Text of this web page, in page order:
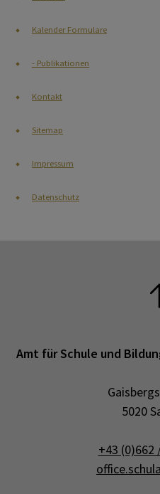
Kalender Formulare
- Publikationen
Kontakt
Sitemap
Impressum
Datenschutz
Amt für Schule und
5020
+43 (0)662